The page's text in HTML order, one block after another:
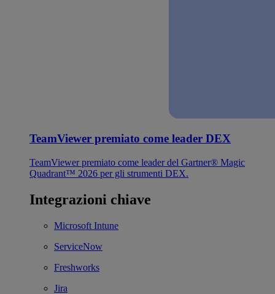
TeamViewer premiato come leader DEX
TeamViewer premiato come leader del Gartner® Magic
Quadrant™ 2026 per gli strumenti DEX.
Integrazioni chiave
Microsoft Intune
ServiceNow
Freshworks
Jira